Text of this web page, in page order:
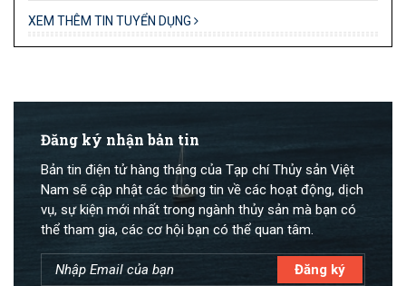
XEM THÊM TIN TUYỂN DỤNG
Đăng ký nhận bản tin
Bản tin điện tử hàng tháng của Tạp chí Thủy sản Việt
Nam sẽ cập nhật các thông tin về các hoạt động, dịch
vụ, sự kiện mới nhất trong ngành thủy sản mà bạn có
thể tham gia, các cơ hội bạn có thể quan tâm.